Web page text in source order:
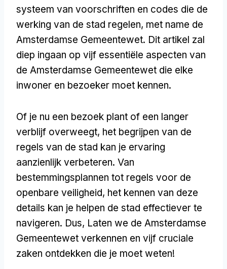
systeem van voorschriften en codes die de
werking van de stad regelen, met name de
Amsterdamse Gemeentewet. Dit artikel zal
diep ingaan op vijf essentiële aspecten van
de Amsterdamse Gemeentewet die elke
inwoner en bezoeker moet kennen.
Of je nu een bezoek plant of een langer
verblijf overweegt, het begrijpen van de
regels van de stad kan je ervaring
aanzienlijk verbeteren. Van
bestemmingsplannen tot regels voor de
openbare veiligheid, het kennen van deze
details kan je helpen de stad effectiever te
navigeren. Dus, Laten we de Amsterdamse
Gemeentewet verkennen en vijf cruciale
zaken ontdekken die je moet weten!